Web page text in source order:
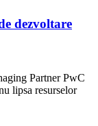
dezvoltare
Partner PwC
lipsa resurselor